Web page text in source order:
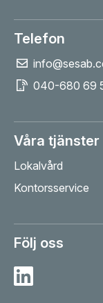
Telefon
040-680 69
Våra tjänster
Lokalvård
Kontorsservice
Följ oss